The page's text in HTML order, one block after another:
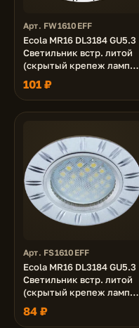
Арт. FW1610EFF
Ecola MR16 DL3184 GU5.3
Светильник встр. литой
(скрытый крепеж лампы)
Белый/Алюм Двойные
Реснички по кругу 23x78
(кd74)
101 ₽
Арт. FS1610EFF
Ecola MR16 DL3184 GU5.3
Светильник встр. литой
(скрытый крепеж лампы)
матовый Хром/Алюм
Двойные Реснички по
84 ₽